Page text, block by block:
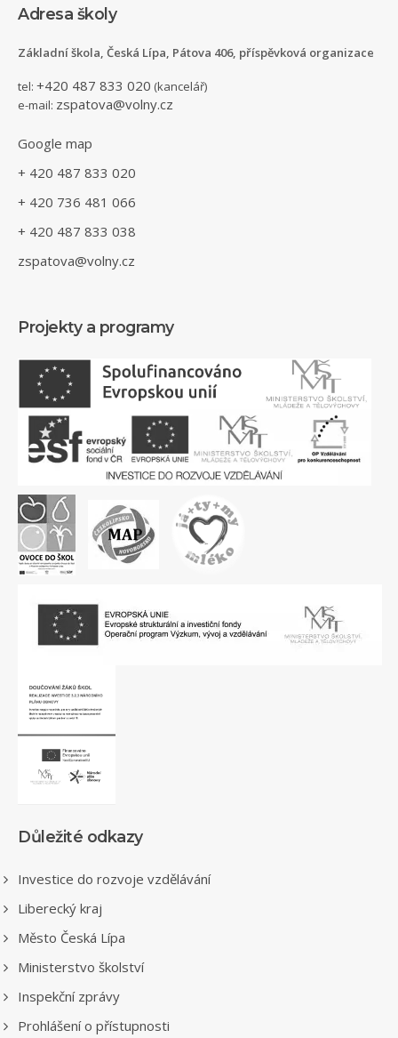
Adresa školy
Základní škola, Česká Lípa, Pátova 406, příspěvková organizace
tel: +420 487 833 020 (kancelář)
e-mail: zspatova@volny.cz
Google map
+ 420 487 833 020
+ 420 736 481 066
+ 420 487 833 038
zspatova@volny.cz
Projekty a programy
Důležité odkazy
Investice do rozvoje vzdělávání
Liberecký kraj
Město Česká Lípa
Ministerstvo školství
Inspekční zprávy
Prohlášení o přístupnosti